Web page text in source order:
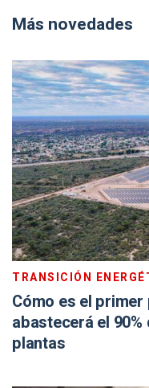
Más novedades
TRANSICIÓN
Cómo es el
abastecerá el
plantas